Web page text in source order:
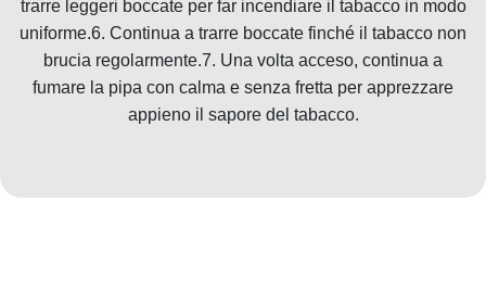
trarre leggeri boccate per far incendiare il tabacco in modo
uniforme.6. Continua a trarre boccate finché il tabacco non
brucia regolarmente.7. Una volta acceso, continua a
fumare la pipa con calma e senza fretta per apprezzare
appieno il sapore del tabacco.